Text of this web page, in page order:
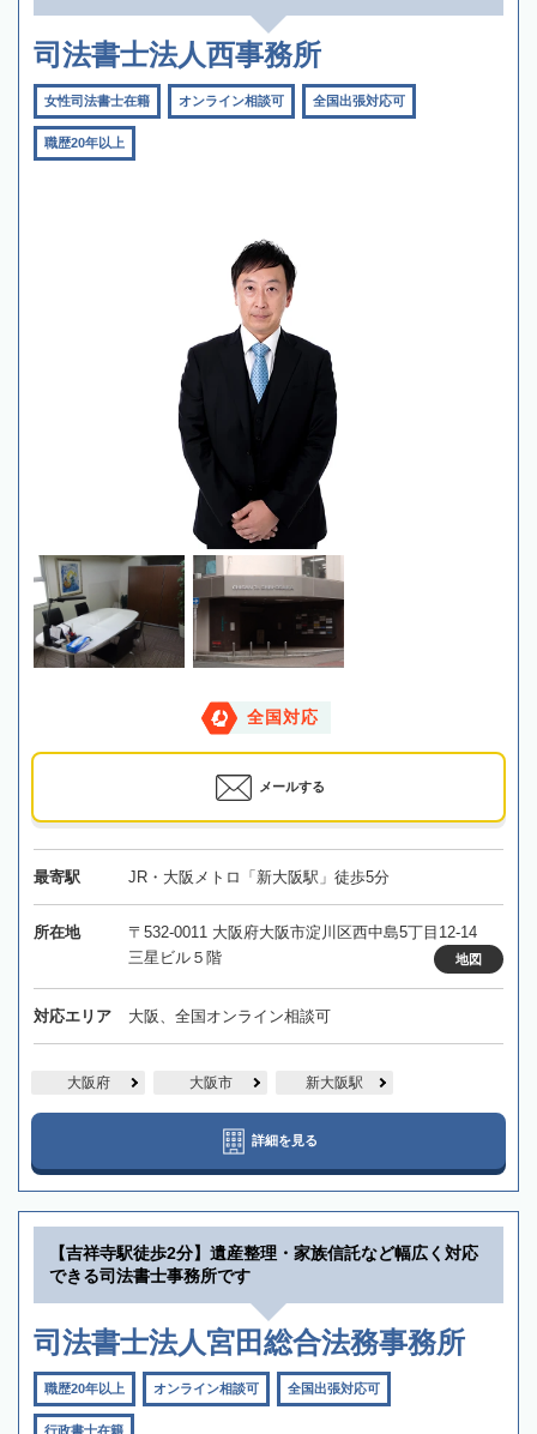
司法書士法人西事務所
女性司法書士在籍 オンライン相談可 全国出張対応可
職歴20年以上
全国対応
メールする
最寄駅 JR・大阪メトロ「新大阪駅」徒歩5分
所在地
〒532-0011 大阪府大阪市淀川区西中島5丁目12-14
三星ビル５階
地図
対応エリア 大阪、全国オンライン相談可
大阪府 大阪市 新大阪駅
詳細を見る
【吉祥寺駅徒歩2分】遺産整理・家族信託など幅広く対応
できる司法書士事務所です
司法書士法人宮田総合法務事務所
職歴20年以上 オンライン相談可 全国出張対応可
行政書士在籍